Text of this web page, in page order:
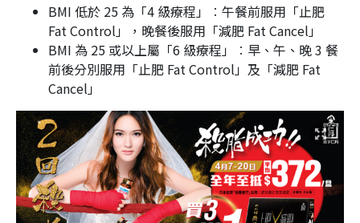
BMI 低於 25 為「4 級療程」︰午餐前服用「止肥
Fat Control」，晚餐後服用「減肥 Fat Cancel」
BMI 為 25 或以上屬「6 級療程」︰早、午、晚 3 餐
前後分別服用「止肥 Fat Control」及「減肥 Fat
Cancel」